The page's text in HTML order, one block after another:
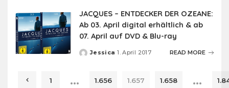
JACQUES – ENTDECKER DER OZEANE:
Ab 03. April digital erhältlich & ab
07. April auf DVD & Blu-ray
Posted
Jessica 1. April 2017 READ MORE
1 … 1.656 1.657 1.658 …